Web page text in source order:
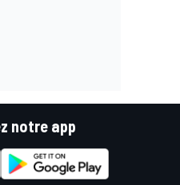
notre app